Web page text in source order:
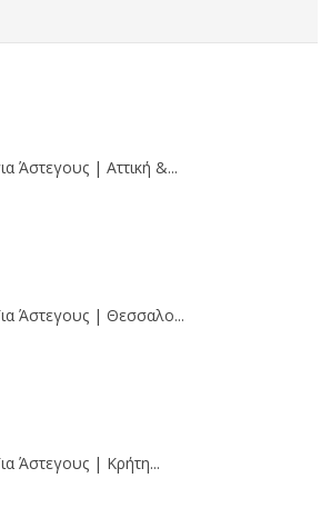
Άστεγους | Αττική &...
Άστεγους | Θεσσαλο...
Άστεγους | Κρήτη...